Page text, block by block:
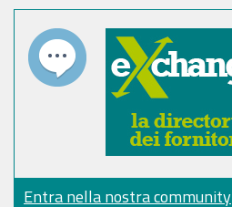
Entra nella nostra community